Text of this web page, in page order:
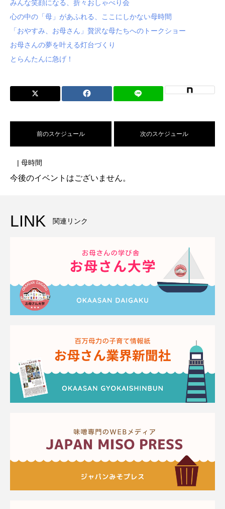
みんな笑顔になる、折々おしゃべり会
心の中の「母」があふれる、ここにしかない母時間
「おやすみ、お母さん」贅沢な母たちへのトークショー
お母さんの夢を叶える灯台づくり
とらんたんに急げ！
前のスケジュール 次のスケジュール
| 母時間
今後のイベントはございません。
LINK 関連リンク